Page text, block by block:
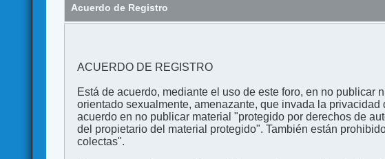
Acuerdo de Registro
ACUERDO DE REGISTRO
Está de acuerdo, mediante el uso de este foro, en no
orientado sexualmente, amenazante, que invada la
acuerdo en no publicar material "protegido por derechos de
del propietario del material protegido". También están
colectas".